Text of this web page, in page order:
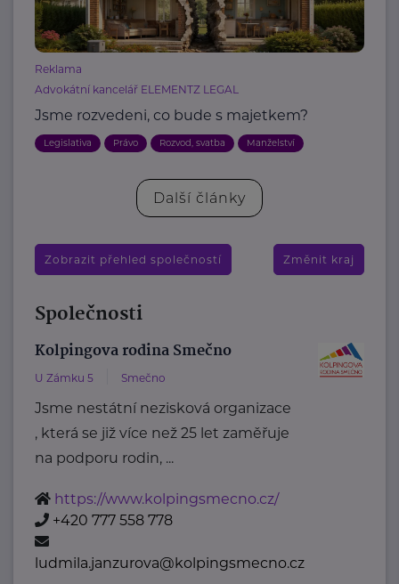
Reklama
Advokátní kancelář ELEMENTZ LEGAL
Jsme rozvedeni, co bude s majetkem?
Legislativa Právo Rozvod, svatba Manželství
Další články
Zobrazit přehled společností Změnit kraj
Společnosti
Kolpingova rodina Smečno
U Zámku 5 Smečno
Jsme nestátní nezisková organizace
, která se již více než 25 let zaměřuje
na podporu rodin, ...
https://www.kolpingsmecno.cz/
+420 777 558 778
ludmila.janzurova@kolpingsmecno.cz